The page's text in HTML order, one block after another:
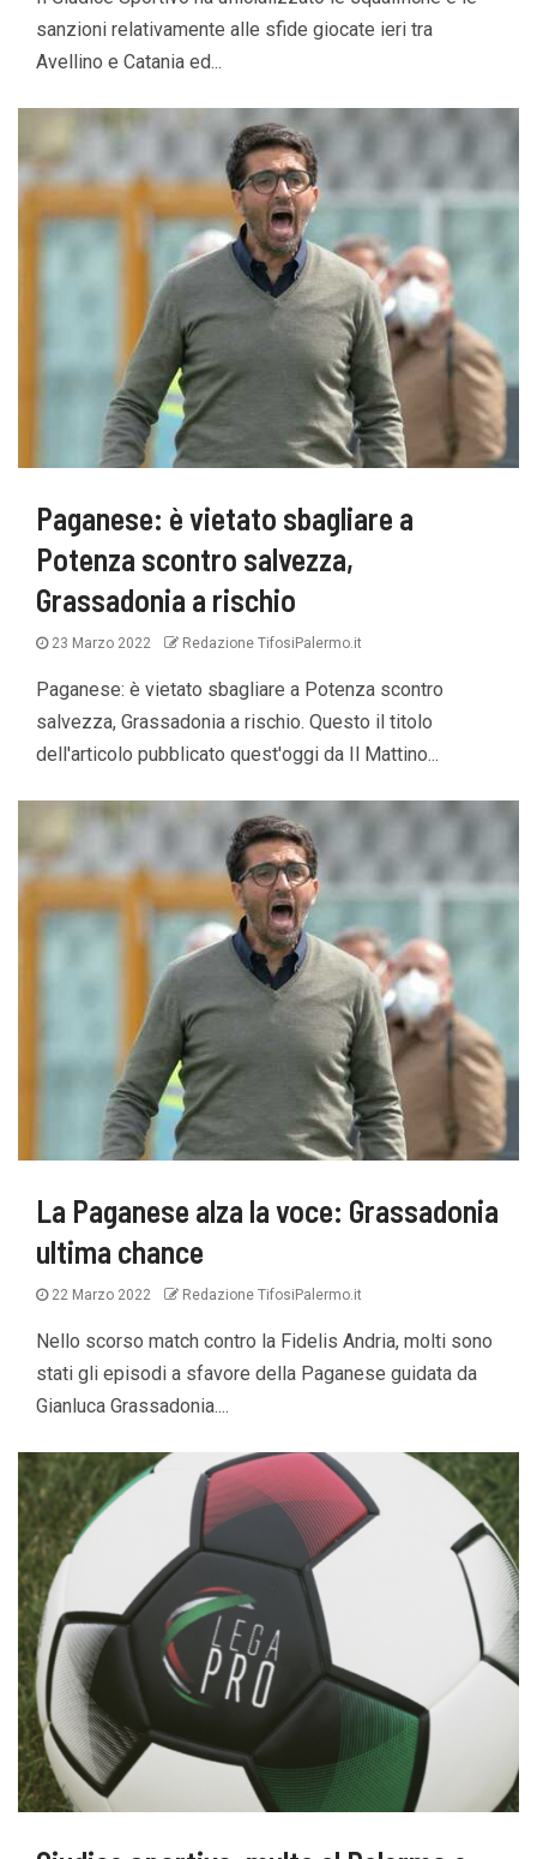
sanzioni relativamente alle sfide giocate ieri tra
Avellino e Catania ed...
Paganese: è vietato sbagliare a
Potenza scontro salvezza,
Grassadonia a rischio
23 Marzo 2022 Redazione TifosiPalermo.it
Paganese: è vietato sbagliare a Potenza scontro
salvezza, Grassadonia a rischio. Questo il titolo
dell'articolo pubblicato quest'oggi da Il Mattino...
La Paganese alza la voce: Grassadonia
ultima chance
22 Marzo 2022 Redazione TifosiPalermo.it
Nello scorso match contro la Fidelis Andria, molti sono
stati gli episodi a sfavore della Paganese guidata da
Gianluca Grassadonia....